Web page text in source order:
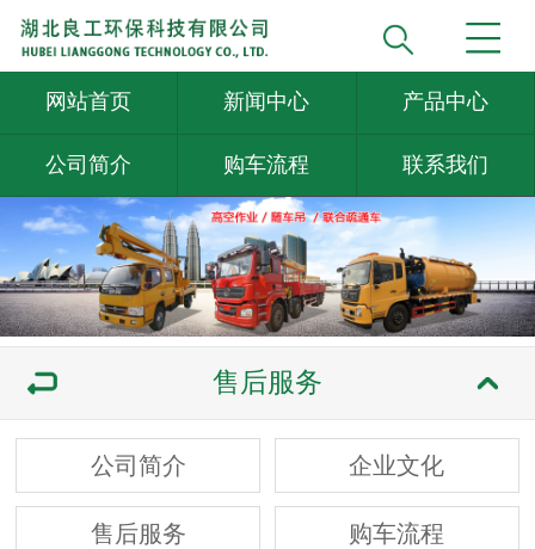
网站首页 新闻中心 产品中心
公司简介 购车流程 联系我们
售后服务
公司简介 企业文化
售后服务 购车流程